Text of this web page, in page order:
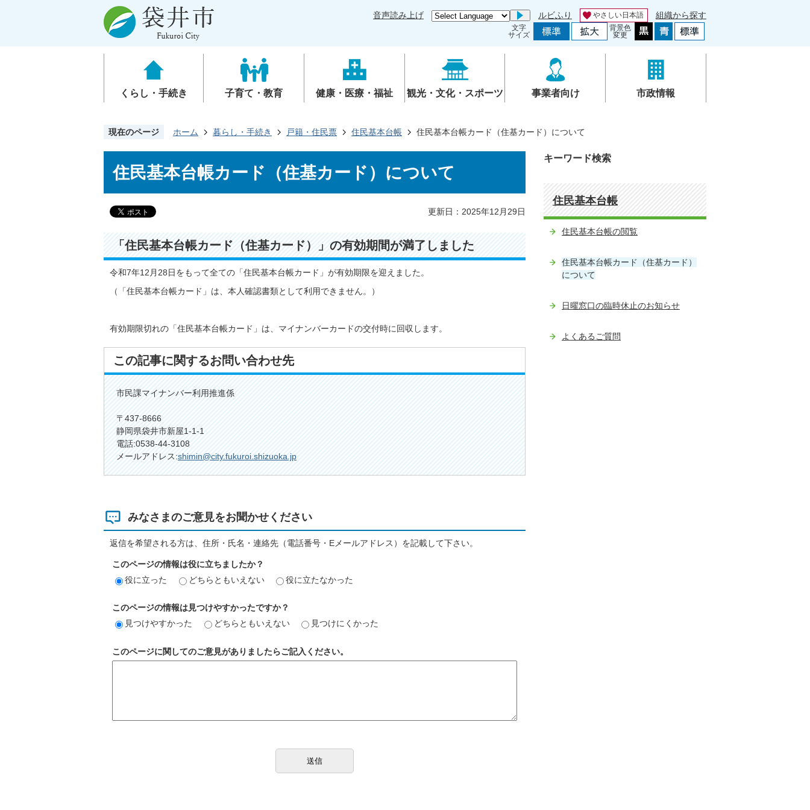
音声読み上げ Go ルビふり やさしい日本語 組織から探す
文字
サイズ
背景色
変更
くらし・手続き 子育て・教育 健康・医療・福祉 観光・文化・スポーツ 事業者向け 市政情報
現在のページ ホーム 暮らし・手続き 戸籍・住民票 住民基本台帳 住民基本台帳カード（住基カード）について
住民基本台帳カード（住基カード）について
更新日：2025年12月29日
「住民基本台帳カード（住基カード）」の有効期間が満了しました
令和7年12月28日をもって全ての「住民基本台帳カード」が有効期限を迎えました。
（「住民基本台帳カード」は、本人確認書類として利用できません。）
有効期限切れの「住民基本台帳カード」は、マイナンバーカードの交付時に回収します。
この記事に関するお問い合わせ先
市民課マイナンバー利用推進係
〒437-8666
静岡県袋井市新屋1-1-1
電話:0538-44-3108
メールアドレス:shimin@city.fukuroi.shizuoka.jp
みなさまのご意見をお聞かせください
返信を希望される方は、住所・氏名・連絡先（電話番号・Eメールアドレス）を記載して下さい。
このページの情報は役に立ちましたか？
役に立った
どちらともいえない 役に立たなかった
このページの情報は見つけやすかったですか？
見つけやすかった
どちらともいえない 見つけにくかった
このページに関してのご意見がありましたらご記入ください。
キーワード検索
住民基本台帳
住民基本台帳の閲覧
住民基本台帳カード（住基カード）
について
日曜窓口の臨時休止のお知らせ
よくあるご質問